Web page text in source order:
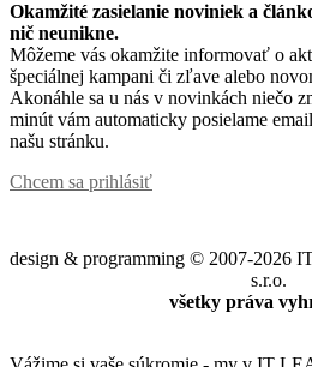
Okamžité zasielanie noviniek a
nič neunikne.
Môžeme vás okamžite informovať o
špeciálnej kampani či zľave alebo
Akonáhle sa u nás v novinkách niečo
minút vám automaticky posielame
našu stránku.
Chcem sa prihlásiť
design & programming © 2007-
s.r.o.
všetky práva